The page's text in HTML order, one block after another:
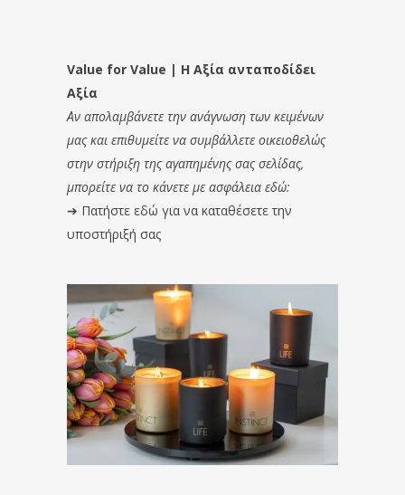
Value for Value | Η Αξία ανταποδίδει
Αξία
Αν απολαμβάνετε την ανάγνωση των κειμένων
μας και επιθυμείτε να συμβάλλετε οικειοθελώς
στην στήριξη της αγαπημένης σας σελίδας,
μπορείτε να το κάνετε με ασφάλεια εδώ:
➔ Πατήστε εδώ για να καταθέσετε την
υποστήριξή σας